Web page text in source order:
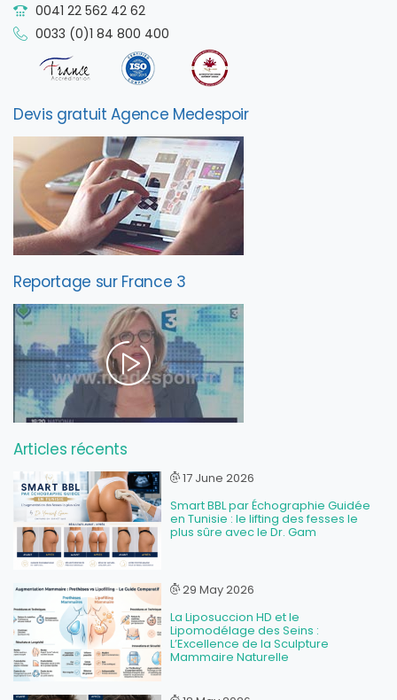
0041 22 562 42 62
0033 (0)1 84 800 400
Devis gratuit Agence Medespoir
Reportage sur France 3
Articles récents
17 June 2026
Smart BBL par Échographie Guidée
en Tunisie : le lifting des fesses le
plus sûre avec le Dr. Gam
29 May 2026
La Liposuccion HD et le
Lipomodélage des Seins :
L’Excellence de la Sculpture
Mammaire Naturelle